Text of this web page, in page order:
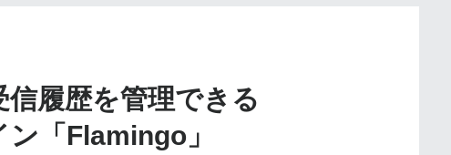
履歴を管理できる
「Flamingo」